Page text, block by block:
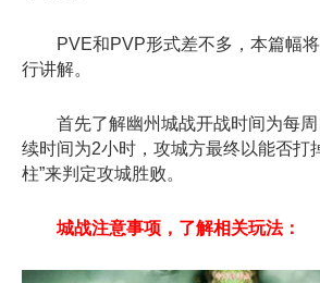
PVE和PVP形式差不多，本篇幅将
行讲解。
首先了解幽州城战开战时间为每周
续时间为2小时，攻城方最终以能否打
柱”来判定攻城胜败。
城战注意事项，了解相关玩法：